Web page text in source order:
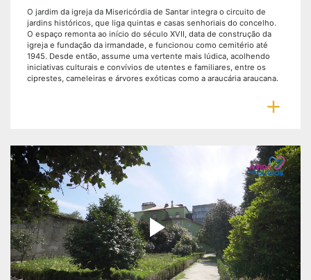
O jardim da igreja da Misericórdia de Santar integra o circuito de
jardins históricos, que liga quintas e casas senhoriais do concelho.
O espaço remonta ao início do século XVII, data de construção da
igreja e fundação da irmandade, e funcionou como cemitério até
1945. Desde então, assume uma vertente mais lúdica, acolhendo
iniciativas culturais e convívios de utentes e familiares, entre os
ciprestes, cameleiras e árvores exóticas como a araucária araucana.

